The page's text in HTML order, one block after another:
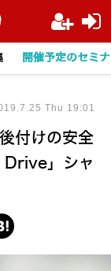
開催予定のセミ
付けの安全
」シャ
Thu 19:01